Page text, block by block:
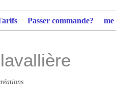
Passer commande?